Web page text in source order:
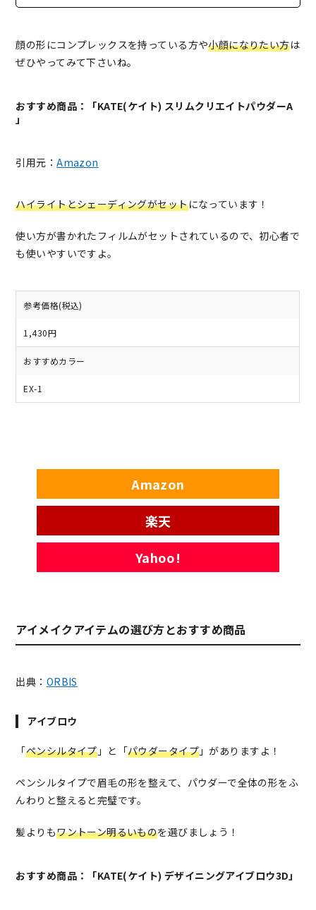
顔の形にコンプレックスを持っている方や小顔になりたい方は
ぜひやってみて下さいね。
おすすめ商品：「KATE(ケイト) スリムクリエイトパウダーA
」
引用元：Amazon
ハイライトとシェーディングがセットになっています！
使い方が書かれたフィルムがセットされているので、初心者で
も使いやすいですよ。
参考価格(税込)
1,430円
おすすめカラー
EX-1
Amazon
楽天
Yahoo!
アイメイクアイテムの選び方とおすすめ商品
出典： ORBIS
アイブロウ
「ペンシルタイプ」と「パウダータイプ 」がありますよ！
ペンシルタイプで眉毛の形を整えて、パウダーで全体の形をふ
んわりと整えると完璧です。
髪よりもワントーン明るいものを選びましょう！
おすすめ商品：「KATE(ケイト) デザイニングアイブロウ3D」